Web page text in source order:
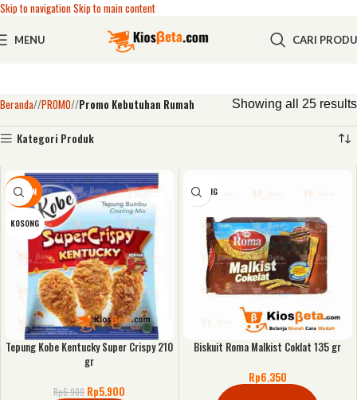
Skip to navigationSkip to main content
MENU CARI
Beranda/ PROMO/ Promo Kebutuhan Rumah Showing all 25 results
Kategori Produk
DISKON
KOSONG
Tepung Kobe Kentucky Super Crispy 210
gr
Rp6.900 Rp5.900
KOSONG
Biskuit Roma Malkist Coklat 135 gr
Rp6.350